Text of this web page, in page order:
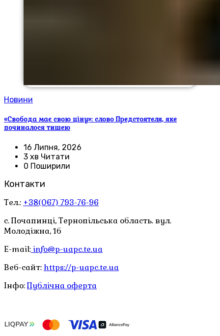
Новини
«Свобода має свою ціну»: слово Предстоятеля, яке
починалося тишею
16 Липня, 2026
3 хв Читати
0 Поширили
Контакти
Тел.: +38(067) 793-76-96
с. Почапинці, Тернопільська область. вул.
Молодіжна, 1б
E-mail: info@p-uapc.te.ua
Веб-сайт: https://p-uapc.te.ua
Інфо:Публічна оферта